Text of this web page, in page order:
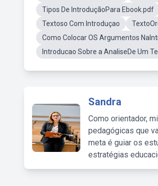
Tipos De IntroduçãoPara Ebook.pdf
Textoso Com Introduçao
Como Colocar OS Argumentos
Introducao Sobre a AnaliseDe Um
Sandra
Como orientador,
pedagógicas que
meta é guiar os
estratégias